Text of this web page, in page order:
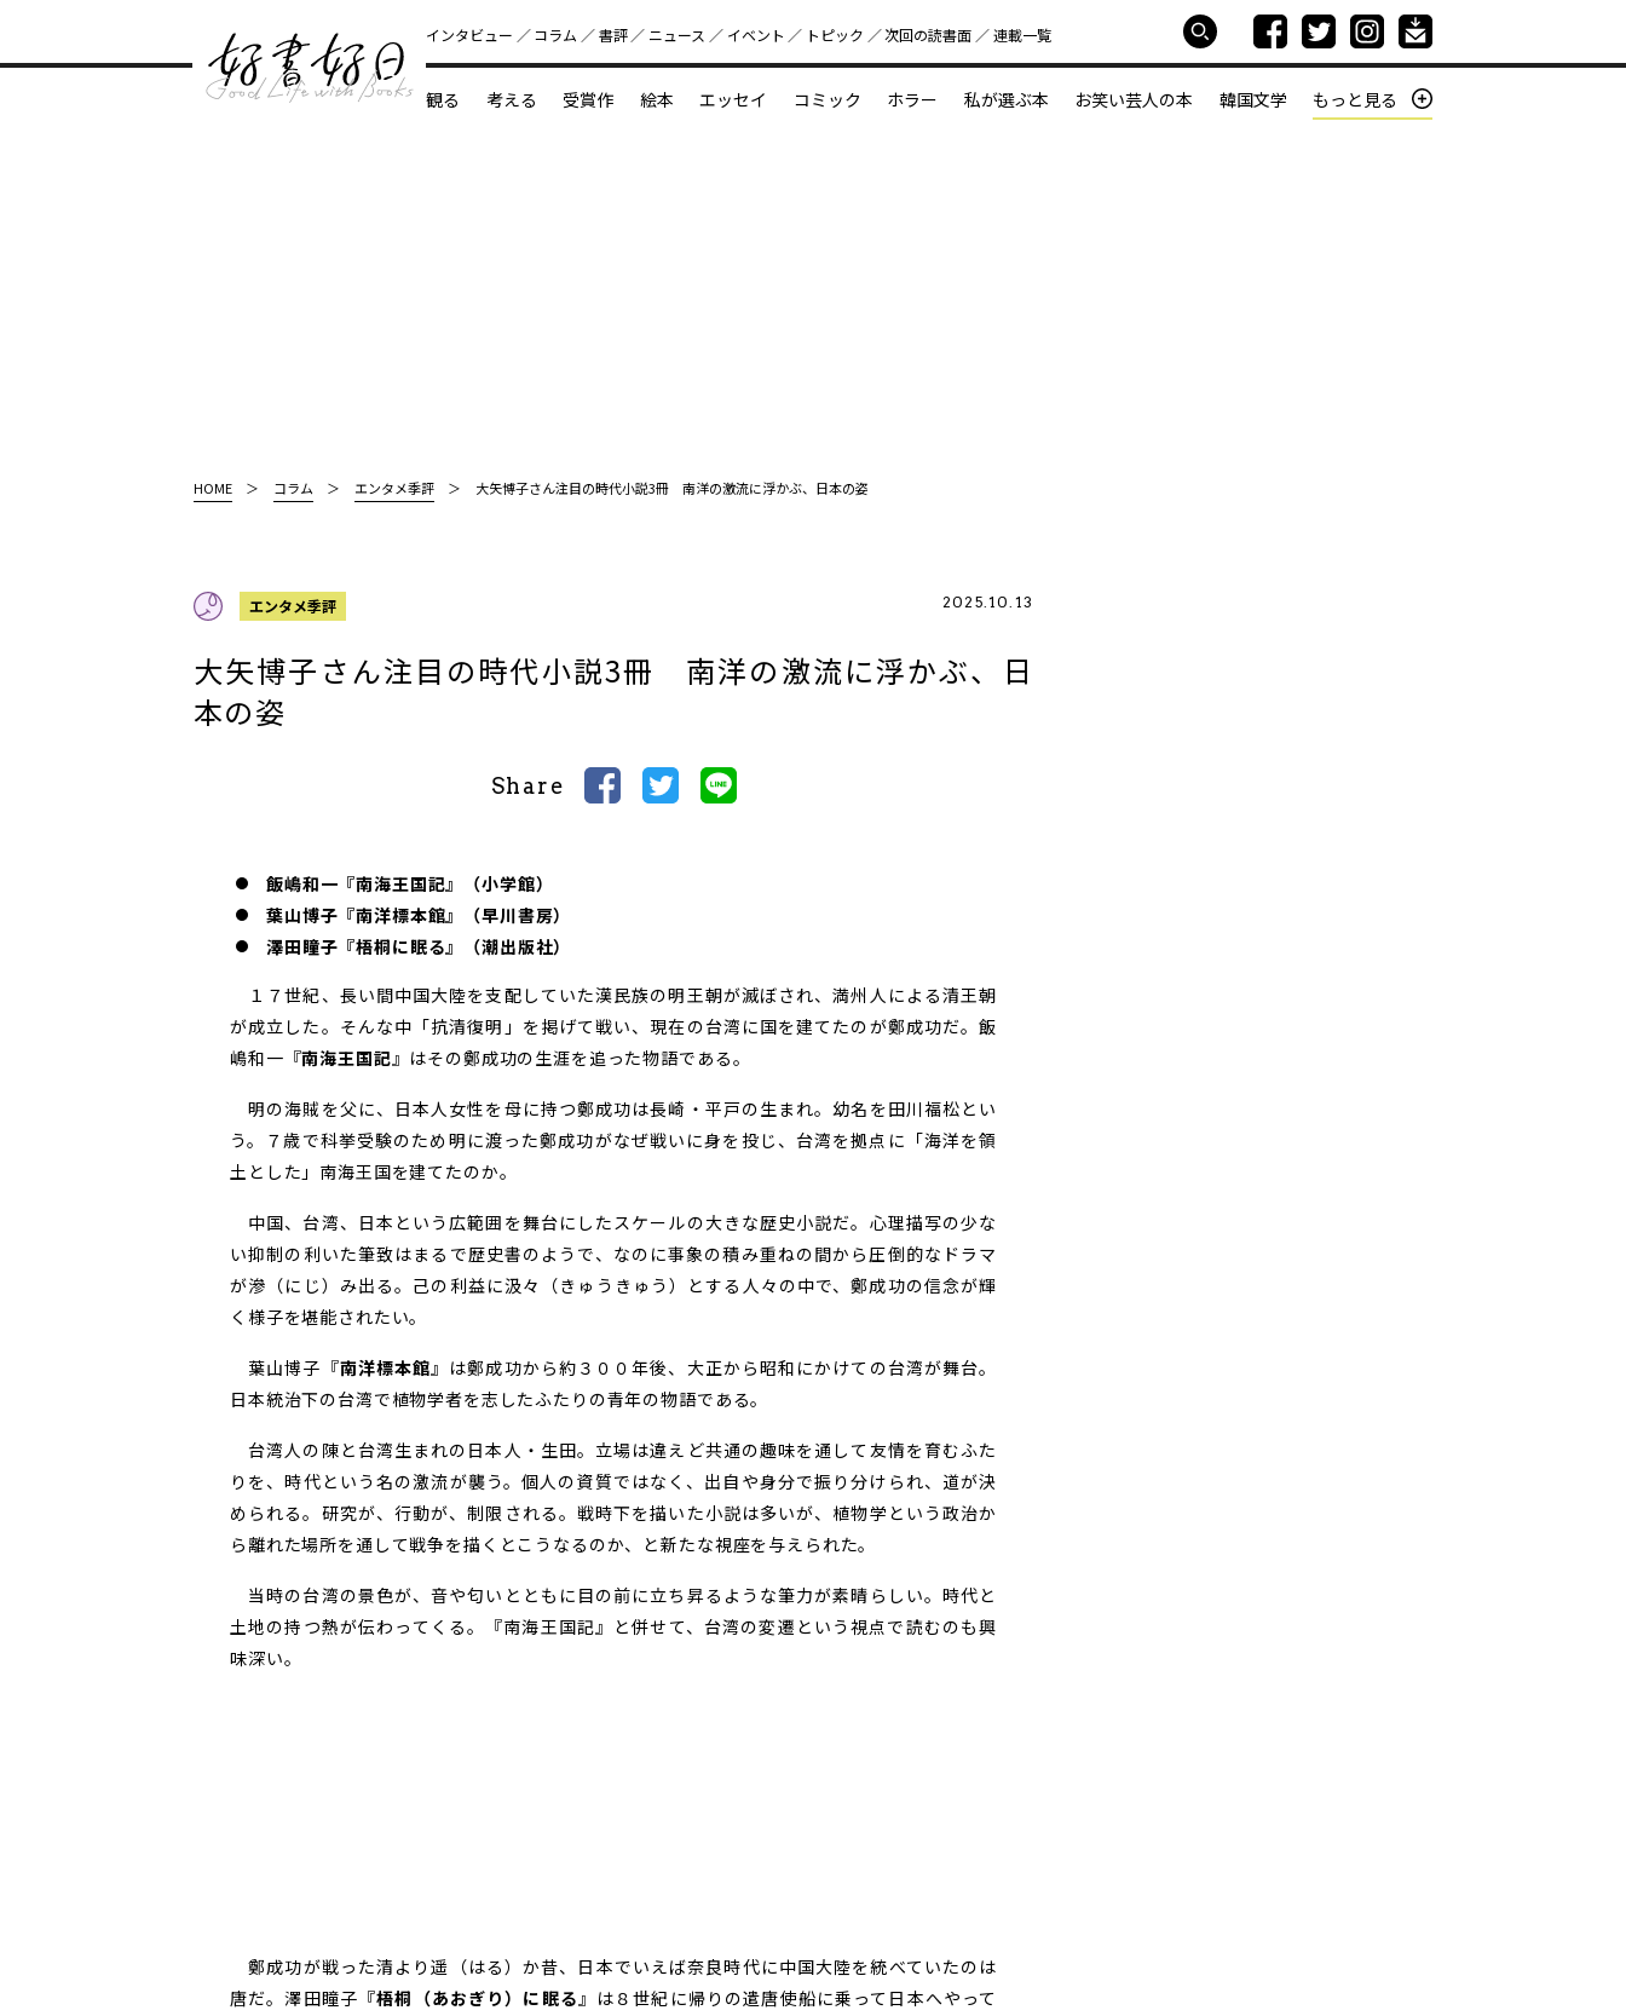
好書好日
インタビュー コラム 書評 ニュース イベント トピック 次回の読書⾯ 連載一覧
観る 考える 受賞作 絵本 エッセイ コミック ホラー 私が選ぶ本 お笑い芸人の本 韓国文学 もっと見る
HOME コラム エンタメ季評 大矢博子さん注目の時代小説3冊 南洋の激流に浮かぶ、日本の姿
エンタメ季評 2025.10.13
大矢博子さん注目の時代小説3冊 南洋の激流に浮かぶ、日
本の姿
Share
飯嶋和一『南海王国記』（小学館）
葉山博子『南洋標本館』（早川書房）
澤田瞳子『梧桐に眠る』（潮出版社）
１７世紀、長い間中国大陸を支配していた漢民族の明王朝が滅ぼされ、満州人による清王朝
が成立した。そんな中「抗清復明」を掲げて戦い、現在の台湾に国を建てたのが鄭成功だ。飯
嶋和一『南海王国記』はその鄭成功の生涯を追った物語である。
明の海賊を父に、日本人女性を母に持つ鄭成功は長崎・平戸の生まれ。幼名を田川福松とい
う。７歳で科挙受験のため明に渡った鄭成功がなぜ戦いに身を投じ、台湾を拠点に「海洋を領
土とした」南海王国を建てたのか。
中国、台湾、日本という広範囲を舞台にしたスケールの大きな歴史小説だ。心理描写の少な
い抑制の利いた筆致はまるで歴史書のようで、なのに事象の積み重ねの間から圧倒的なドラマ
が滲（にじ）み出る。己の利益に汲々（きゅうきゅう）とする人々の中で、鄭成功の信念が輝
く様子を堪能されたい。
葉山博子『南洋標本館』は鄭成功から約３００年後、大正から昭和にかけての台湾が舞台。
日本統治下の台湾で植物学者を志したふたりの青年の物語である。
台湾人の陳と台湾生まれの日本人・生田。立場は違えど共通の趣味を通して友情を育むふた
りを、時代という名の激流が襲う。個人の資質ではなく、出自や身分で振り分けられ、道が決
められる。研究が、行動が、制限される。戦時下を描いた小説は多いが、植物学という政治か
ら離れた場所を通して戦争を描くとこうなるのか、と新たな視座を与えられた。
当時の台湾の景色が、音や匂いとともに目の前に立ち昇るような筆力が素晴らしい。時代と
土地の持つ熱が伝わってくる。『南海王国記』と併せて、台湾の変遷という視点で読むのも興
味深い。
鄭成功が戦った清より遥（はる）か昔、日本でいえば奈良時代に中国大陸を統べていたのは
唐だ。澤田瞳子『梧桐（あおぎり）に眠る』は８世紀に帰りの遣唐使船に乗って日本へやって